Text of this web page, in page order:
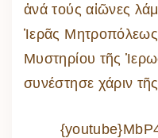
ἀνά τούς αἰῶνες
Ἱερᾶς
Μυστηρίου τῆς
συνέστησε χάριν